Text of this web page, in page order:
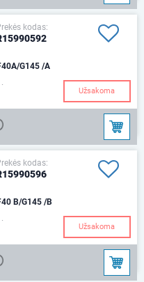
kodas:
G145 /A
-
–
Užsakoma
kodas:
B/G145 /B
-
– žemyn
Užsakoma